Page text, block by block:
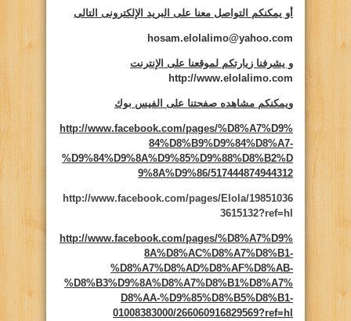
أو يمكنكم التواصل معنا على البريد الإلكترونى التالى
hosam.elolalimo@yahoo.com
و يشرفنا زيارتكم لموقعنا على الإنترنت
http://www.elolalimo.com
ويمكنكم مشاهده صفحتنا على الفيس بوك
http://www.facebook.com/pages/%D8%A7%D9%
84%D8%B9%D9%84%D8%A7-
%D9%84%D9%8A%D9%85%D9%88%D8%B2%D
9%8A%D9%86/517444874944312
http://www.facebook.com/pages/Elola/19851036
3615132?ref=hl
http://www.facebook.com/pages/%D8%A7%D9%
8A%D8%AC%D8%A7%D8%B1-
%D8%A7%D8%AD%D8%AF%D8%AB-
%D8%B3%D9%8A%D8%A7%D8%B1%D8%A7%
D8%AA-%D9%85%D8%B5%D8%B1-
01008383000/266060916829569?ref=hl